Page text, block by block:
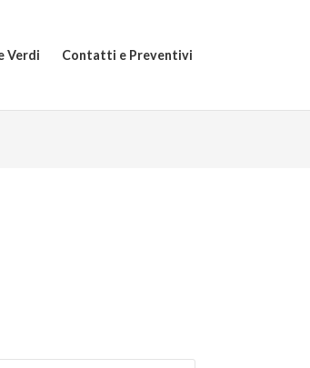
Verdi Contatti e Preventivi